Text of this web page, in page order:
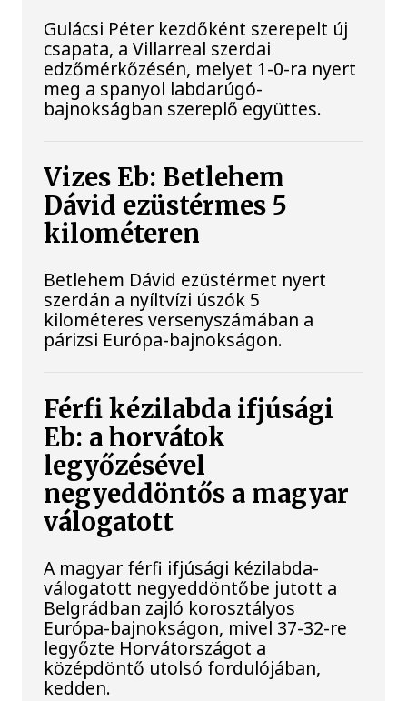
Gulácsi Péter kezdőként szerepelt új
csapata, a Villarreal szerdai
edzőmérkőzésén, melyet 1-0-ra nyert
meg a spanyol labdarúgó-
bajnokságban szereplő együttes.
Vizes Eb: Betlehem
Dávid ezüstérmes 5
kilométeren
Betlehem Dávid ezüstérmet nyert
szerdán a nyíltvízi úszók 5
kilométeres versenyszámában a
párizsi Európa-bajnokságon.
Férfi kézilabda ifjúsági
Eb: a horvátok
legyőzésével
negyeddöntős a magyar
válogatott
A magyar férfi ifjúsági kézilabda-
válogatott negyeddöntőbe jutott a
Belgrádban zajló korosztályos
Európa-bajnokságon, mivel 37-32-re
legyőzte Horvátországot a
középdöntő utolsó fordulójában,
kedden.